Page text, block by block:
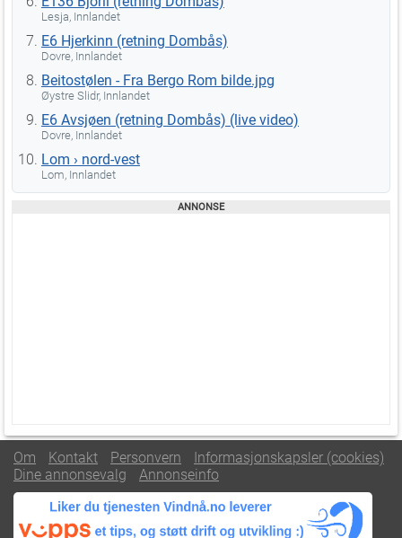
Lesja, Innlandet
E6 Hjerkinn (retning Dombås)
Dovre, Innlandet
Beitostølen - Fra Bergo Rom bilde.jpg
Øystre Slidr, Innlandet
E6 Avsjøen (retning Dombås) (live video)
Dovre, Innlandet
Lom › nord-vest
Lom, Innlandet
Om Kontakt Personvern
Informasjonskapsler (cookies)
Dine annonsevalg
Annonseinfo